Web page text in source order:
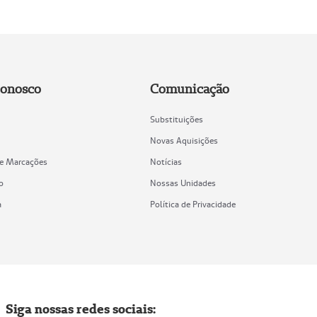
Marcações
Comunicação
Substituições
Novas Aquisições
Notícias
Nossas Unidades
Política de Privacidade
Siga nossas redes sociais: